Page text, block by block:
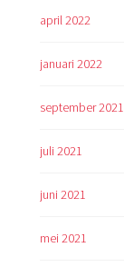
april 2022
januari 2022
september 2021
juli 2021
juni 2021
mei 2021